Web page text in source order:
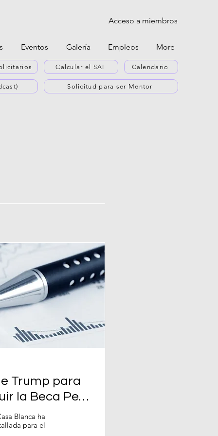
Acceso a miembros
Eventos Galería Empleos More
Calcular el SAI Calendario
Solicitud para ser Mentor
Trump para
la Beca Pell
los
Blanca ha
para el